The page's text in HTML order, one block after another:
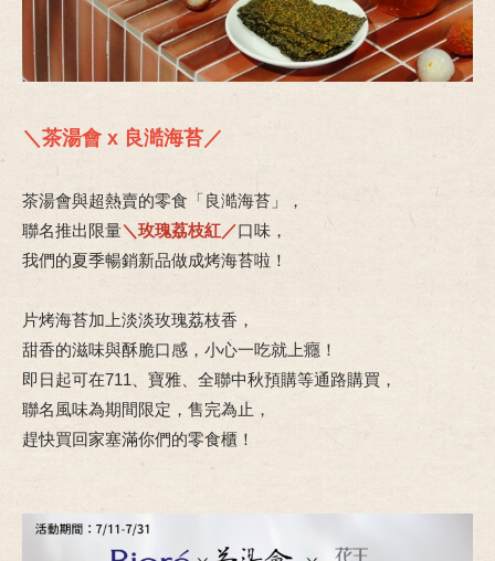
＼茶湯會 x 良澔海苔／
茶湯會與超熱賣的零食「良澔海苔」，
聯名推出限量＼玫瑰荔枝紅／口味，
我們的夏季暢銷新品做成烤海苔啦！
片烤海苔加上淡淡玫瑰荔枝香，
甜香的滋味與酥脆口感，小心一吃就上癮！
即日起可在711、寶雅、全聯中秋預購等通路購買，
聯名風味為期間限定，售完為止，
趕快買回家塞滿你們的零食櫃！